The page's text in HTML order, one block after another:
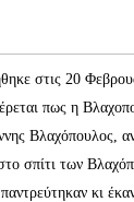
στις 20
πως η
Βλαχόπουλος,
σπίτι των
κι